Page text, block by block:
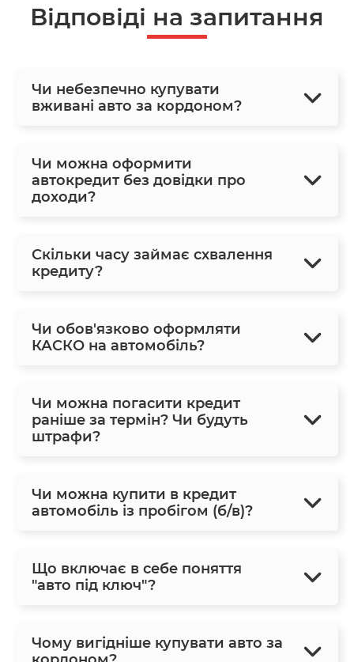
Відповіді на запитання
Чи небезпечно купувати
вживані авто за кордоном?
Чи можна оформити
автокредит без довідки про
доходи?
Скільки часу займає схвалення
кредиту?
Чи обов'язково оформляти
КАСКО на автомобіль?
Чи можна погасити кредит
раніше за термін? Чи будуть
штрафи?
Чи можна купити в кредит
автомобіль із пробігом (б/в)?
Що включає в себе поняття
"авто під ключ"?
Чому вигідніше купувати авто за